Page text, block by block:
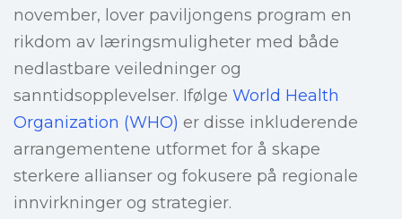
november, lover paviljongens program en
rikdom av læringsmuligheter med både
nedlastbare veiledninger og
sanntidsopplevelser. Ifølge World Health
Organization (WHO) er disse inkluderende
arrangementene utformet for å skape
sterkere allianser og fokusere på regionale
innvirkninger og strategier.